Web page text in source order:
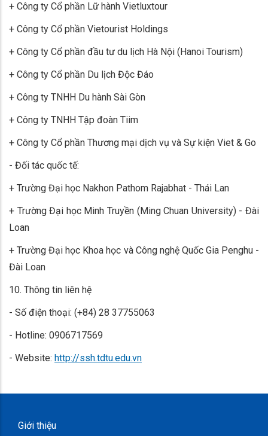
+ Công ty Cổ phần Lữ hành Vietluxtour
+ Công ty Cổ phần Vietourist Holdings
+ Công ty Cổ phần đầu tư du lịch Hà Nội (Hanoi Tourism)
+ Công ty Cổ phần Du lịch Độc Đáo
+ Công ty TNHH Du hành Sài Gòn
+ Công ty TNHH Tập đoàn Tiim
+ Công ty Cổ phần Thương mại dịch vụ và Sự kiện Viet & Go
- Đối tác quốc tế:
+ Trường Đại học Nakhon Pathom Rajabhat - Thái Lan
+ Trường Đại học Minh Truyền (Ming Chuan University) - Đài
Loan
+ Trường Đại học Khoa học và Công nghệ Quốc Gia Penghu -
Đài Loan
10. Thông tin liên hệ
- Số điện thoại: (+84) 28 37755063
- Hotline: 0906717569
- Website: http://ssh.tdtu.edu.vn
Giới thiệu